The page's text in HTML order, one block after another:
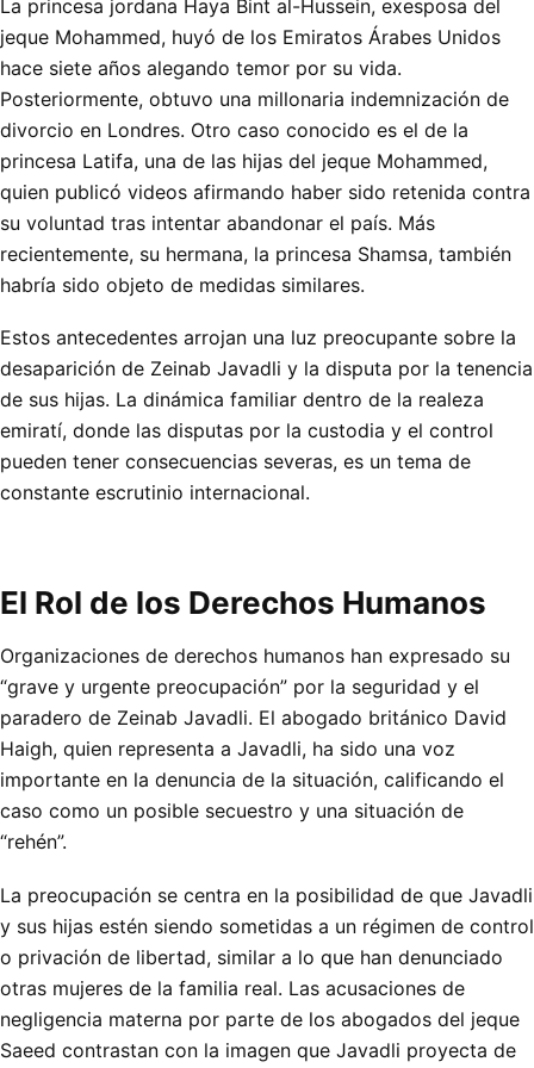
La princesa jordana Haya Bint al-Hussein, exesposa del
jeque Mohammed, huyó de los Emiratos Árabes Unidos
hace siete años alegando temor por su vida.
Posteriormente, obtuvo una millonaria indemnización de
divorcio en Londres. Otro caso conocido es el de la
princesa Latifa, una de las hijas del jeque Mohammed,
quien publicó videos afirmando haber sido retenida contra
su voluntad tras intentar abandonar el país. Más
recientemente, su hermana, la princesa Shamsa, también
habría sido objeto de medidas similares.
Estos antecedentes arrojan una luz preocupante sobre la
desaparición de Zeinab Javadli y la disputa por la tenencia
de sus hijas. La dinámica familiar dentro de la realeza
emiratí, donde las disputas por la custodia y el control
pueden tener consecuencias severas, es un tema de
constante escrutinio internacional.
El Rol de los Derechos Humanos
Organizaciones de derechos humanos han expresado su
“grave y urgente preocupación” por la seguridad y el
paradero de Zeinab Javadli. El abogado británico David
Haigh, quien representa a Javadli, ha sido una voz
importante en la denuncia de la situación, calificando el
caso como un posible secuestro y una situación de
“rehén”.
La preocupación se centra en la posibilidad de que Javadli
y sus hijas estén siendo sometidas a un régimen de control
o privación de libertad, similar a lo que han denunciado
otras mujeres de la familia real. Las acusaciones de
negligencia materna por parte de los abogados del jeque
Saeed contrastan con la imagen que Javadli proyecta de